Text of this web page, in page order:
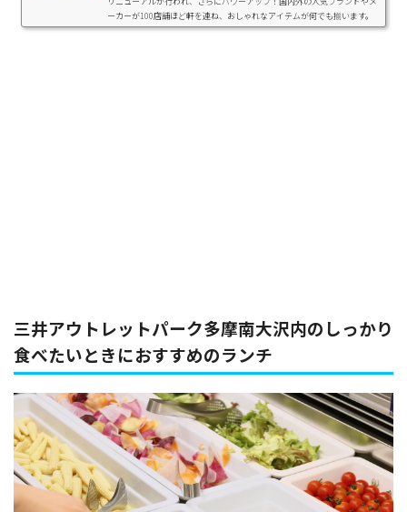
ーカーが100店舗ほど軒を連ね、おしゃれなアイテムが何でも揃います。
この記事では、お得なセール情報やオススメのショップ、レストランをは
三井アウトレットパーク多摩南大沢内のしっかり
食べたいときにおすすめのランチ